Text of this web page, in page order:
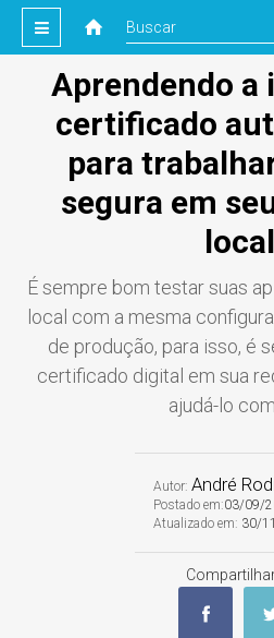
Aprendendo a
certificado
para
segura em
É sempre bom testar suas
local com a mesma
de produção, para isso, é
certificado digital em sua
ajudá-lo
Autor: André
Postado em:03/09/
Atualizado em: 30/